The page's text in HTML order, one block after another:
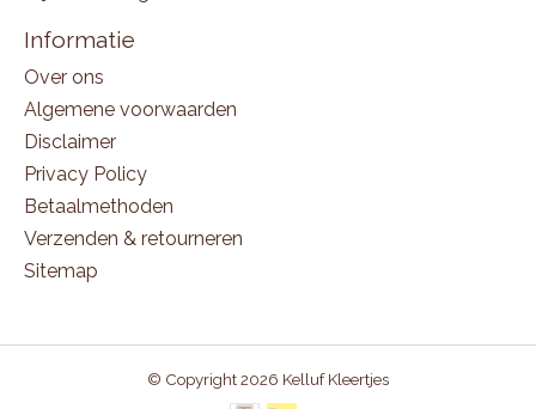
Informatie
Over ons
Algemene voorwaarden
Disclaimer
Privacy Policy
Betaalmethoden
Verzenden & retourneren
Sitemap
© Copyright 2026 Kelluf Kleertjes